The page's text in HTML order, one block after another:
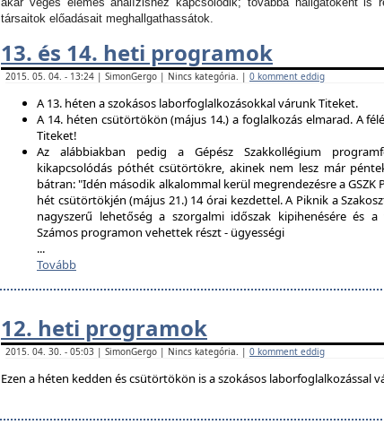
társaitok előadásait meghallgathassátok.
13. és 14. heti programok
2015. 05. 04. - 13:24 | SimonGergo | Nincs kategória. | 0 komment eddig
A 13. héten a szokásos laborfoglalkozásokkal várunk Titeket.
A 14. héten csütörtökön (május 14.) a foglalkozás elmarad. A
Titeket!
Az alábbiakban pedig a Gépész Szakkollégium
kikapcsolódás póthét csütörtökre, akinek nem lesz már
bátran: "Idén második alkalommal kerül megrendezésre a
hét csütörtökjén (május 21.) 14 órai kezdettel. A Piknik a
nagyszerű lehetőség a szorgalmi időszak kipihenésére és a
Számos programon vehettek részt - ügyességi
...
Tovább
12. heti programok
2015. 04. 30. - 05:03 | SimonGergo | Nincs kategória. | 0 komment eddig
Ezen a héten kedden és csütörtökön is a szokásos laborfoglalkozással